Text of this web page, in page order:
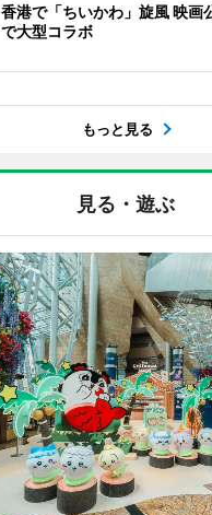
香港で「ちいかわ」旋風 映画
で大型コラボ
もっと見る
見る・遊ぶ